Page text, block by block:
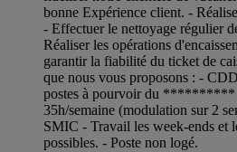
bonne Expérience client. -
- Effectuer le nettoyage régulier
Réaliser les opérations
garantir la fiabilité du ticket de
que nous vous proposons : -
postes à pourvoir du
35h/semaine (modulation sur 2
SMIC - Travail les week-ends et
possibles. - Poste non logé.